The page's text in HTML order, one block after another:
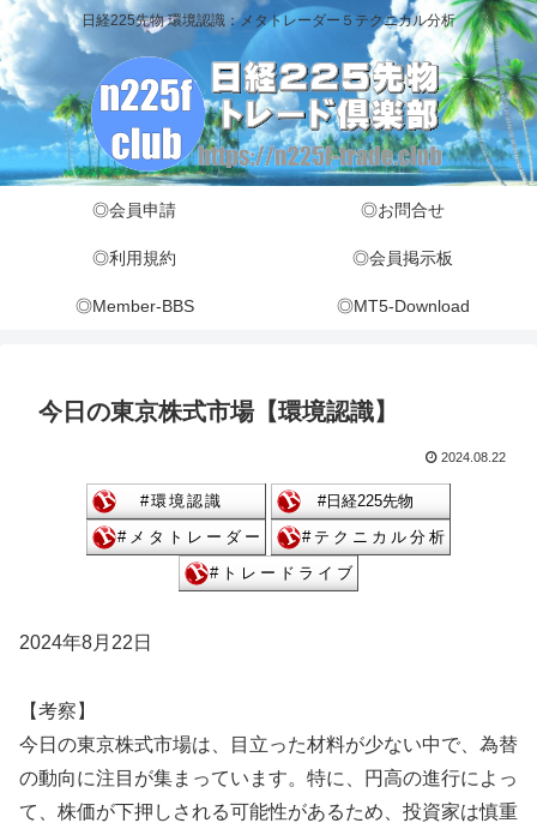
日経225先物 環境認識：メタトレーダー５テクニカル分析
◎会員申請 ◎お問合せ
◎利用規約 ◎会員掲示板
◎Member-BBS ◎MT5-Download
今日の東京株式市場【環境認識】
2024.08.22
2024年8月22日
【考察】
今日の東京株式市場は、目立った材料が少ない中で、為替
の動向に注目が集まっています。特に、円高の進行によっ
て、株価が下押しされる可能性があるため、投資家は慎重